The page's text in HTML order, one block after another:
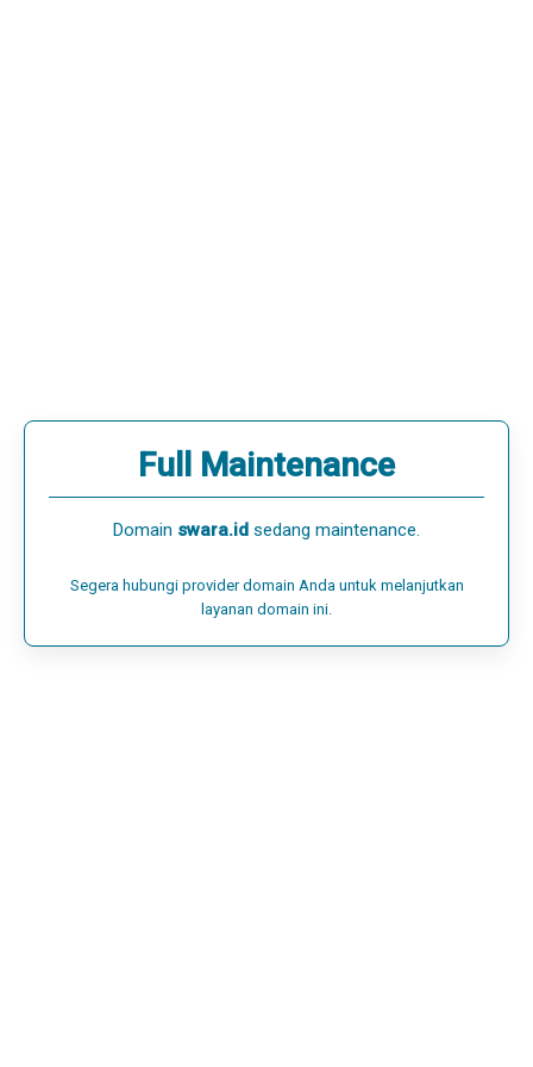
Full Maintenance
Domain swara.id sedang maintenance.
Segera hubungi provider domain Anda untuk melanjutkan
layanan domain ini.